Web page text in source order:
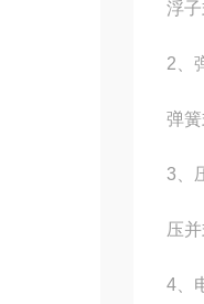
浮
2、
弹
3、
压
4、